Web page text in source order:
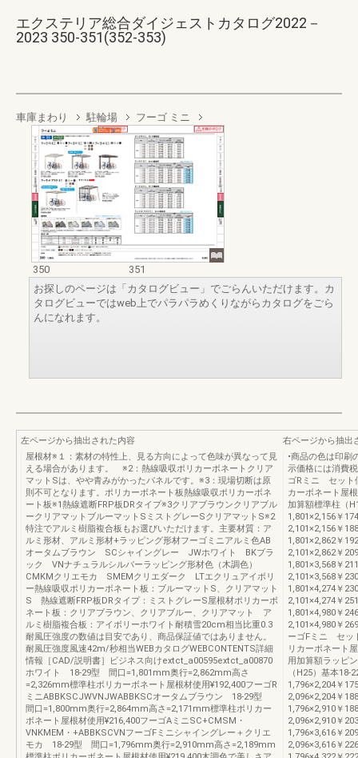
エクステリア総合ダイジェストカタログ2022－
2023 350-351(352-353)
車庫まわり 駐輪場 フーゴ ミニ
350
351
お探しのページは「カタログビュー」でごらんいただけます。カ
タログビューではweb上でパラパラめくりながらカタログをごら
んになれます。
左ページから抽出された内容
屋根材※１：素材の特性上、見る方向によって色味が異なって見
える場合があります。 ※2：熱線吸収ポリカーボネートクリア
マットSは、やや青みがかったパネルです。※3：現場切断は原
則不可となります。ポリカーボネート板熱線吸収ポリカーボネ
ート板※1熱線遮断FRP板DRタイプ※3クリアブラウンクリアブル
ークリアマットブルーマットSミストグレーSクリアマットS※2
特注でアルミ樹脂複合板もお選びいただけます。主要材質：ア
ルミ形材、アルミ形材+ラッピング形材フーゴミニアルミ色AB
オータムブラウン SCシャイングレー JWホワイト BKブラ
ック VNナチュラルシルバーラッピング形材色（木調色）
CMKMクリエモカ SMEMクリエダーク LTエクリュアイボリ
ー熱線吸収ポリカーボネート板：ブルーマットS、クリアマット
S 熱線遮断FRP板DRタイプ：ミストグレーS屋根材ポリカーボ
ネート板：クリアブラウン、クリアブルー、クリアマット ア
ルミ樹脂複合板：アイボリーホワイト耐積雪20cm相当比重0.3
耐風圧強度の数値は目安であり、商品保証値ではありません。
耐風圧強度風速42m/秒相当WEBカタログWEBCONTENTS詳細
情報［CAD/説明書］ビジネス向けextct_a00595extct_a00870
ホワイト 18-29型 間口=1,801mm奥行=2,862mm高さ
=2,326mm標準柱ポリカーボネート屋根材使用¥192,400フーゴR
ミニABBKSCJWVNJWABBKSCオータムブラウン 18-29型
間口=1,800mm奥行=2,864mm高さ=2,171mm標準柱ポリカー
ボネート屋根材使用¥216,400フーゴAミニSC+CMSM・
VNKMEM・+ABBKSCVNフーゴFミニシャイングレー＋クリエ
モカ 18-29型 間口=1,796mm奥行=2,910mm高さ=2,189mm
右ページから抽出
•商品の色は印刷
示価格には消費
ゴRミニ セット
カーボネート屋
加算額標準柱（
1,801×2,156￥
2,101×2,156￥
1,801×2,862￥
2,101×2,862￥
1,801×3,568￥
2,101×3,568￥
1,801×4,274￥
2,101×4,274￥
1,801×4,980￥
2,101×4,980￥
ーゴFミニ セッ
リカーボネート
用加算額ラッピ
（H25）基本18-
1,796×2,204￥
2,096×2,204￥
1,796×2,910￥
2,096×2,910￥
1,796×3,616￥
2,096×3,616￥